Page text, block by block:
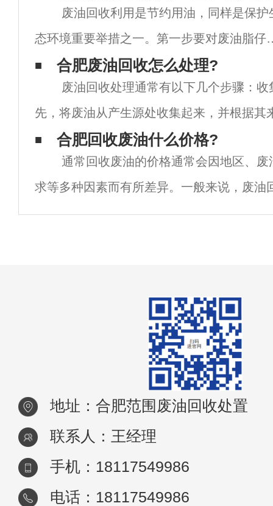
废油回收利用是节约用油，同样是保护
态环境重要举措之一。第一步要对废油脂仔
地收集分类，并且储存后再生，绝大部分的
油其实都是可以再生使用的。整理和妥善保
好废油，要用好废
合肥废油回收怎么处理?
废油回收处理通常有以下几个步骤：收
先，将废油从产生源处收集起来，并根据其
量进行分类。例如，工业设备产生的废油、
的废油、餐厅产生的废油
合肥回收废油什么价格?
通常回收废油的价格通常会因地区、废
求等多种因素而有所差异。一般来说，废油
斤几角到几元不等。废油的质量对回收价格
地址：合肥范围废油回收处置
联系人：王经理
手机：18117549986
电话：18117549986